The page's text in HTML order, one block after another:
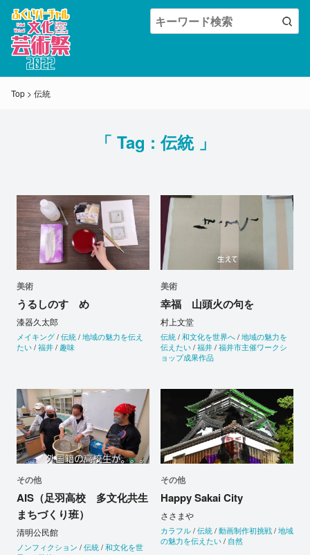
Top > 伝統
「 Tag :伝統」
美術
うるしのすゝめ
漆器久太郎
メイキング/伝統 /地域の魅力を伝え
たい/福井/趣味
美術
幸福 山頭火の句を
村上文堂
伝統 /和文化を世界へ/地域の魅力を
伝えたい/福井/福井市主催ワークシ
ョップ成果作品
その他
AIS（足羽高校 多文化共生
まちづくり班）
清明公民館
ノンフィクション /伝統 /和文化を世
その他
Happy Sakai City
ささまや
カラフル/伝統 /動画制作初挑戦/地域
の魅力を伝えたい/ 自然